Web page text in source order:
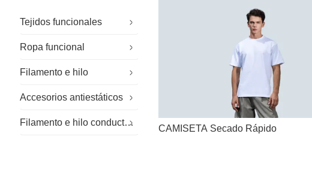
Tejidos funcionales
Telas especiales
Tejido sostenible
Tejido para exteriores
Ropa funcional
Ropa de trabajo especializada
Ropa para salas blancas
Ropa de trabajo en general
Filamento e hilo
Hilo ignífugo
Accesorios antiestáticos
Guantes antiestáticos
Filamento e hilo conductores
CAMISETA Secado Rápido